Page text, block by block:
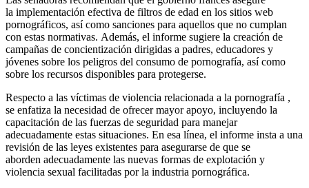
la implementación efectiva de filtros de edad en los sitios web
pornográficos, así como sanciones para aquellos que no cumplan
con estas normativas. Además, el informe sugiere la creación de
campañas de concientización dirigidas a padres, educadores y
jóvenes sobre los peligros del consumo de pornografía, así como
sobre los recursos disponibles para protegerse.
Respecto a las víctimas de violencia relacionada a la pornografía ,
se enfatiza la necesidad de ofrecer mayor apoyo, incluyendo la
capacitación de las fuerzas de seguridad para manejar
adecuadamente estas situaciones. En esa línea, el informe insta a una
revisión de las leyes existentes para asegurarse de que se
aborden adecuadamente las nuevas formas de explotación y
violencia sexual facilitadas por la industria pornográfica.